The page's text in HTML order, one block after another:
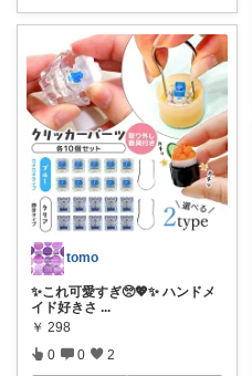
tomo
✨これ可愛すぎ🥺💖✨ ハンドメ
イド好きさ ...
￥ 298
0 0 2